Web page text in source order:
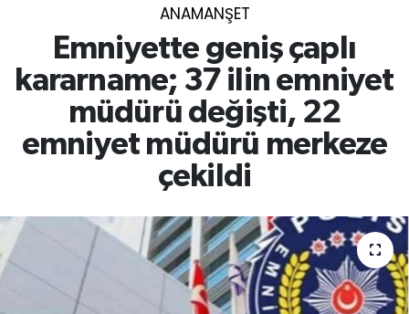
ANAMANŞET
Emniyette geniş çaplı
kararname; 37 ilin emniyet
müdürü değişti, 22
emniyet müdürü merkeze
çekildi
Yerel
Spor
Süper Lig Puan Durumu ve Fikstür
Tüm Manşetler
Son Dakika Haberleri
Haber Arşivi